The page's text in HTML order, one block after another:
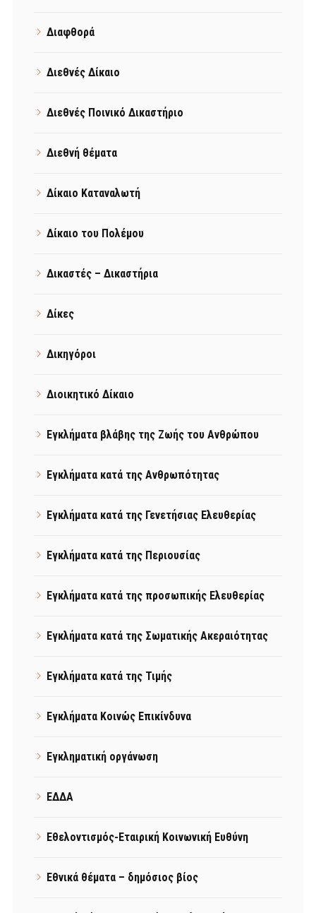
Διαφθορά
Διεθνές Δίκαιο
Διεθνές Ποινικό Δικαστήριο
Διεθνή θέματα
Δίκαιο Καταναλωτή
Δίκαιο του Πολέμου
Δικαστές – Δικαστήρια
Δίκες
Δικηγόροι
Διοικητικό Δίκαιο
Εγκλήματα βλάβης της Ζωής του Ανθρώπου
Εγκλήματα κατά της Ανθρωπότητας
Εγκλήματα κατά της Γενετήσιας Ελευθερίας
Εγκλήματα κατά της Περιουσίας
Εγκλήματα κατά της προσωπικής Ελευθερίας
Εγκλήματα κατά της Σωματικής Ακεραιότητας
Εγκλήματα κατά της Τιμής
Εγκλήματα Κοινώς Επικίνδυνα
Εγκληματική οργάνωση
ΕΔΔΑ
Εθελοντισμός-Εταιρική Κοινωνική Ευθύνη
Εθνικά θέματα – δημόσιος βίος